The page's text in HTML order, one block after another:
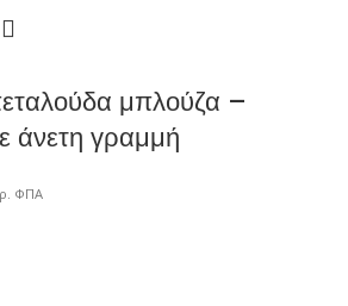
μπλούζα –
άνετη γραμμή
ΦΠΑ